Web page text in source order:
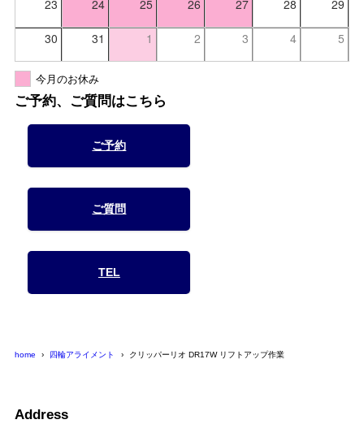
23 24 25 26 27 28 29
30 31 1 2 3 4 5
今月のお休み
ご予約、ご質問はこちら
ご予約
ご質問
TEL
home 四輪アライメント クリッパーリオ DR17W リフトアップ作業
Address